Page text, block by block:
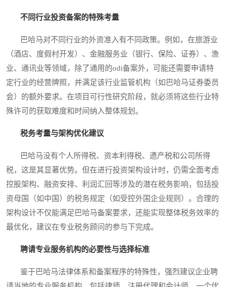
不同行业投资备案的特殊考量
巴哈马对不同行业的外资准入有不同政策。例如，在旅游业
（酒店、度假村开发）、金融服务业（银行、保险、证券）、渔
业、通讯业等领域，除了通用的odi备案外，可能还需要申请特
定行业的经营牌照，并满足该行业监管机构（如巴哈马证券委员
会）的额外要求。在项目可行性研究阶段，就必须将这些行业特
殊许可的获取难度和时间纳入整体规划。
税务考量与架构优化建议
巴哈马没有个人所得税、资本利得税、遗产税和公司所得
税，这是其显著优势。但在进行投资架构设计时，仍需全面考虑
控股架构、融资安排、利润汇回等涉及的潜在税务影响，包括投
资母国（如中国）的税务规定（如受控外国企业规则）。合理的
架构设计不仅能满足巴哈马备案要求，还能实现整体税务效率的
最优化，建议在专业税务顾问的参与下完成。
聘请专业服务机构的必要性与选择标准
鉴于巴哈马法律体系和备案程序的特殊性，强烈建议企业聘